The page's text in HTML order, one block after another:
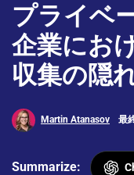
プライベ
企業にお
収集の隠
Martin Atanasov 最
Summarize: